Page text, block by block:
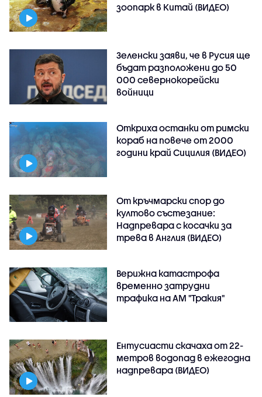
зоопарк в Китай (ВИДЕО)
Зеленски заяви, че в Русия ще
бъдат разположени до 50
000 севернокорейски
войници
Откриха останки от римски
кораб на повече от 2000
години край Сицилия (ВИДЕО)
От кръчмарски спор до
култово състезание:
Надпревара с косачки за
трева в Англия (ВИДЕО)
Верижна катастрофа
временно затрудни
трафика на АМ "Тракия"
Ентусиасти скачаха от 22-
метров водопад в ежегодна
надпревара (ВИДЕО)